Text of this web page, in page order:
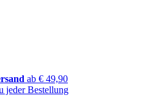
ab € 49,90
jeder Bestellung